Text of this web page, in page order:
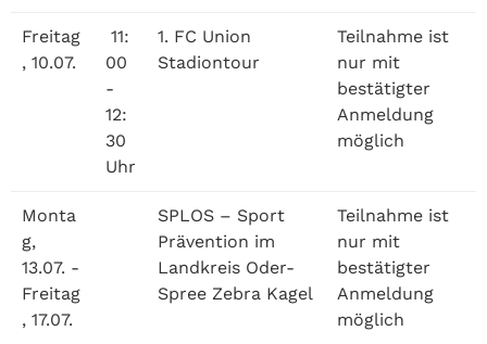
Freitag
, 10.07.
11:
00
-
12:
30
Uhr
1. FC Union
Stadiontour
Teilnahme ist
nur mit
bestätigter
Anmeldung
möglich
Monta
g,
13.07. -
Freitag
, 17.07.
SPLOS – Sport
Prävention im
Landkreis Oder-
Spree Zebra Kagel
Teilnahme ist
nur mit
bestätigter
Anmeldung
möglich